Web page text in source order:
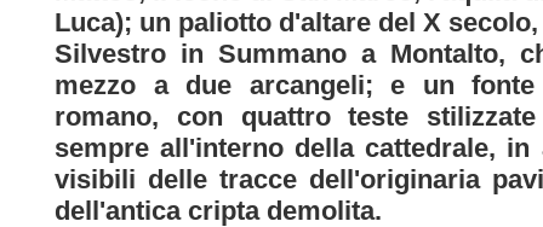
Luca); un paliotto d'altare del X
Silvestro in Summano a Montalto,
mezzo a due arcangeli; e un
romano, con quattro teste
sempre all'interno della cattedrale,
visibili delle tracce dell'originaria
dell'antica cripta demolita.